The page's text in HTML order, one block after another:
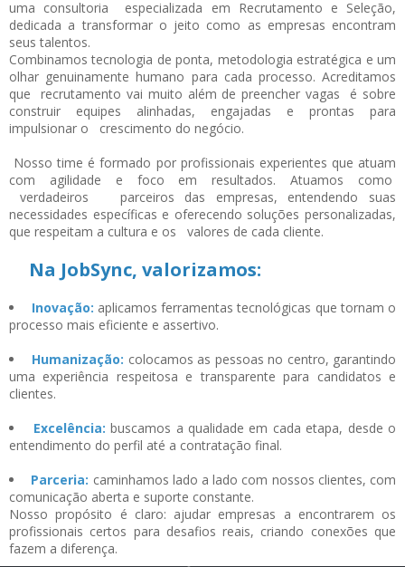
uma consultoria especializada em Recrutamento e Seleção,
dedicada a transformar o jeito como as empresas encontram
seus talentos.
Combinamos tecnologia de ponta, metodologia estratégica e um
olhar genuinamente humano para cada processo. Acreditamos
que recrutamento vai muito além de preencher vagas é sobre
construir equipes alinhadas, engajadas e prontas para
impulsionar o crescimento do negócio.
Nosso time é formado por profissionais experientes que atuam
com agilidade e foco em resultados. Atuamos como
verdadeiros parceiros das empresas, entendendo suas
necessidades específicas e oferecendo soluções personalizadas,
que respeitam a cultura e os valores de cada cliente.
Na JobSync, valorizamos:
Inovação: aplicamos ferramentas tecnológicas que tornam o
processo mais eficiente e assertivo.
Humanização: colocamos as pessoas no centro, garantindo
uma experiência respeitosa e transparente para candidatos e
clientes.
Excelência: buscamos a qualidade em cada etapa, desde o
entendimento do perfil até a contratação final.
Parceria: caminhamos lado a lado com nossos clientes, com
comunicação aberta e suporte constante.
Nosso propósito é claro: ajudar empresas a encontrarem os
profissionais certos para desafios reais, criando conexões que
fazem a diferença.